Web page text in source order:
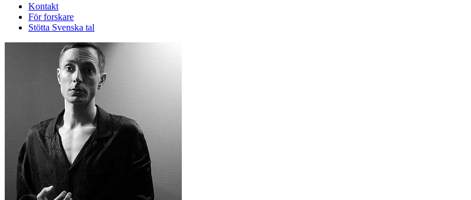
Kontakt
För forskare
Stötta Svenska tal